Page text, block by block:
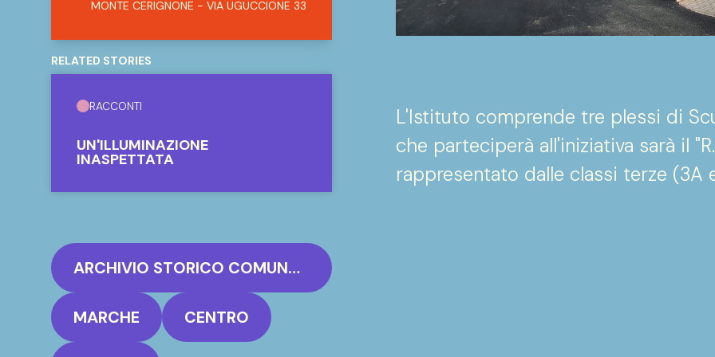
MONTE CERIGNONE - VIA UGUCCIONE 33
RELATED STORIES
RACCONTI
UN'ILLUMINAZIONE
INASPETTATA
ARCHIVIO STORICO COMUNALE MONTE CERIGNONE
MARCHE CENTRO
L'Istituto comprende tre plessi di
che parteciperà all'iniziativa sarà il
rappresentato dalle classi terze (3A